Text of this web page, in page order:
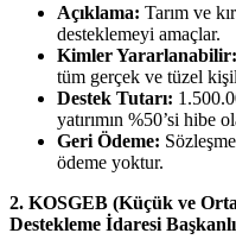
Açıklama: Tarım ve
desteklemeyi amaçlar.
Kimler Yararlanabilir:
tüm gerçek ve tüzel
Destek Tutarı:
yatırımın %50’si hibe
Geri Ödeme:
ödeme yoktur.
2. KOSGEB (Küçük ve
Destekleme İdaresi